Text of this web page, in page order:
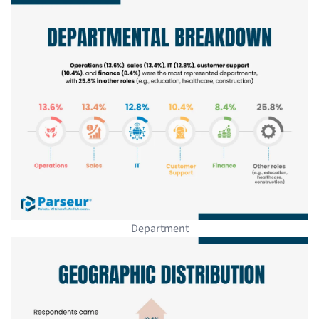
Department